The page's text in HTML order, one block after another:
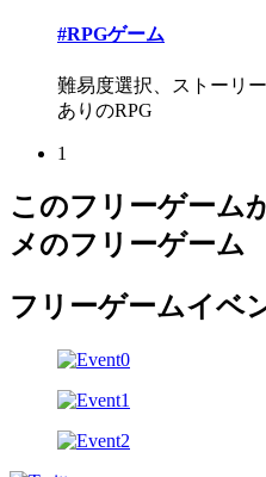
#RPGゲーム
難易度選択、ストーリ
ありのRPG
1
このフリーゲーム
メのフリーゲーム
フリーゲームイベ